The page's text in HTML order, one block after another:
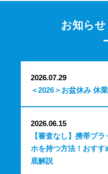
お知ら
2026.07.29
＜2026＞お盆休み 休
2026.06.15
【審査なし】携帯ブ
ホを持つ方法！おす
底解説